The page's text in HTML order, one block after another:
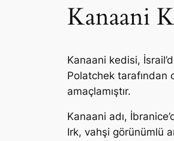
Kanaani
Kanaani kedisi,
Polatchek tarafından
amaçlamıştır.
Kanaani adı,
Irk, vahşi görünümlü